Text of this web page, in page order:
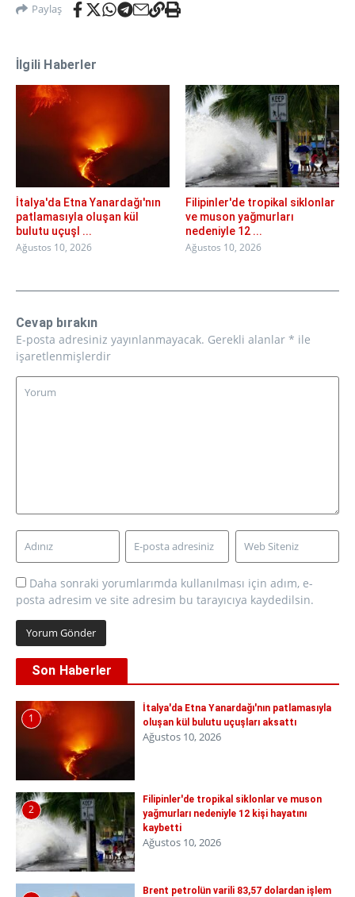
Paylaş
İlgili Haberler
İtalya'da Etna Yanardağı'nın
patlamasıyla oluşan kül
bulutu uçuşl ...
Ağustos 10, 2026
Filipinler'de tropikal siklonlar
ve muson yağmurları
nedeniyle 12 ...
Ağustos 10, 2026
Cevap bırakın
E-posta adresiniz yayınlanmayacak. Gerekli alanlar * ile
işaretlenmişlerdir
Daha sonraki yorumlarımda kullanılması için adım, e-
posta adresim ve site adresim bu tarayıcıya kaydedilsin.
Son Haberler
1
İtalya'da Etna Yanardağı'nın patlamasıyla
oluşan kül bulutu uçuşları aksattı
Ağustos 10, 2026
2
Filipinler'de tropikal siklonlar ve muson
yağmurları nedeniyle 12 kişi hayatını
kaybetti
Ağustos 10, 2026
Brent petrolün varili 83,57 dolardan işlem